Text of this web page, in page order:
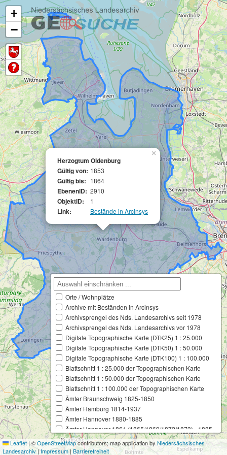
Herzogtum Oldenburg
Gültig von: 1853
Gültig bis: 1864
EbenenID: 2910
ObjektID: 1
Link: Bestände in Arcinsys
×
+
−
Orte / Wohnplätze
Archive mit Beständen in Arcinsys
Archivsprengel des Nds. Landesarchivs seit 1978
Archivsprengel des Nds. Landesarchivs vor 1978
Digitale Topographische Karte (DTK25) 1 : 25.000
Digitale Topographische Karte (DTK50) 1 : 50.000
Digitale Topographische Karte (DTK100) 1 : 100.000
Blattschnitt 1 : 25.000 der Topographischen Karte
Blattschnitt 1 : 50.000 der Topographischen Karte
Blattschnitt 1 : 100.000 der Topographischen Karte
Ämter Braunschweig 1825-1850
Ämter Hamburg 1814-1937
Ämter Hannover 1880-1885
Ämter Hannover 1864 (1865/1869/1872/1873) - 1885
Ämter Hannover 1859-1885
Ämter Hannover 1859 (1865) - 1880
Leaflet |©OpenStreetMapcontributors; map application by Niedersächsisches
Landesarchiv|Impressum | Barrierefreiheit